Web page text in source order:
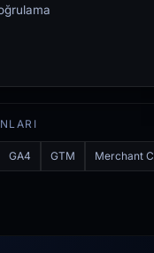
GA4 GTM Merchant